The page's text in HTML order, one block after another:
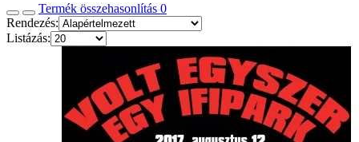
Termék összehasonlítás 0
Rendezés:
Listázás: